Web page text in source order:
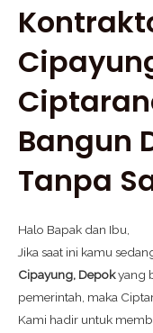
Bangun
Tanpa
Halo Bapak dan Ibu,
Jika saat ini kamu
Cipayung, Depokyang
pemerintah, maka
Kami hadir untuk